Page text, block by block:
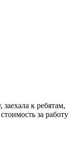
к ребятам,
за работу